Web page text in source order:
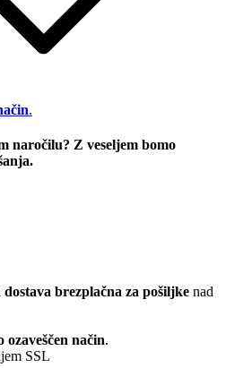
.
naročilu? Z veseljem bomo
brezplačna za pošiljke nad
ozaveščen način.
SSL